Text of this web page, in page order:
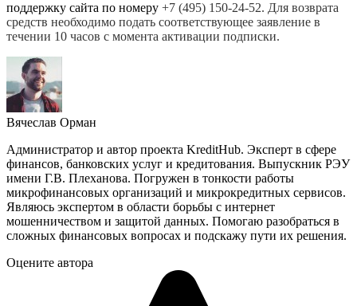
поддержку сайта по номеру +7 (495) 150-24-52. Для возврата
средств необходимо подать соответствующее заявление в
течении 10 часов с момента активации подписки.
Вячеслав Орман
Администратор и автор проекта KreditHub. Эксперт в сфере
финансов, банковских услуг и кредитования. Выпускник РЭУ
имени Г.В. Плеханова. Погружен в тонкости работы
микрофинансовых организаций и микрокредитных сервисов.
Являюсь экспертом в области борьбы с интернет
мошенничеством и защитой данных. Помогаю разобраться в
сложных финансовых вопросах и подскажу пути их решения.
Оцените автора